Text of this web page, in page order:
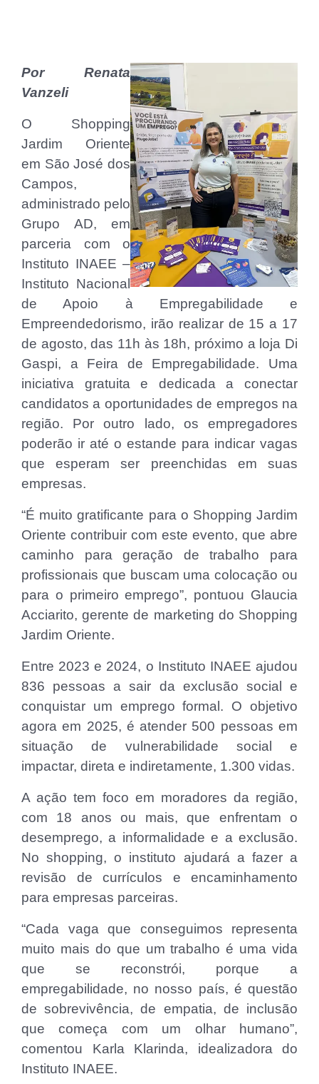
Por Renata
Vanzeli
O Shopping
Jardim Oriente
em São José dos
Campos,
administrado pelo
Grupo AD, em
parceria com o
Instituto INAEE –
Instituto Nacional
de Apoio à Empregabilidade e
Empreendedorismo, irão realizar de 15 a 17
de agosto, das 11h às 18h, próximo a loja Di
Gaspi, a Feira de Empregabilidade. Uma
iniciativa gratuita e dedicada a conectar
candidatos a oportunidades de empregos na
região. Por outro lado, os empregadores
poderão ir até o estande para indicar vagas
que esperam ser preenchidas em suas
empresas.
“É muito gratificante para o Shopping Jardim
Oriente contribuir com este evento, que abre
caminho para geração de trabalho para
profissionais que buscam uma colocação ou
para o primeiro emprego”, pontuou Glaucia
Acciarito, gerente de marketing do Shopping
Jardim Oriente.
Entre 2023 e 2024, o Instituto INAEE ajudou
836 pessoas a sair da exclusão social e
conquistar um emprego formal. O objetivo
agora em 2025, é atender 500 pessoas em
situação de vulnerabilidade social e
impactar, direta e indiretamente, 1.300 vidas.
A ação tem foco em moradores da região,
com 18 anos ou mais, que enfrentam o
desemprego, a informalidade e a exclusão.
No shopping, o instituto ajudará a fazer a
revisão de currículos e encaminhamento
para empresas parceiras.
“Cada vaga que conseguimos representa
muito mais do que um trabalho é uma vida
que se reconstrói, porque a
empregabilidade, no nosso país, é questão
de sobrevivência, de empatia, de inclusão
que começa com um olhar humano”,
comentou Karla Klarinda, idealizadora do
Instituto INAEE.